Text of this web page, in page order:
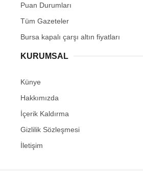
Puan Durumları
Tüm Gazeteler
Bursa kapalı çarşı altın fiyatları
KURUMSAL
Künye
Hakkımızda
İçerik Kaldırma
Gizlilik Sözleşmesi
İletişim